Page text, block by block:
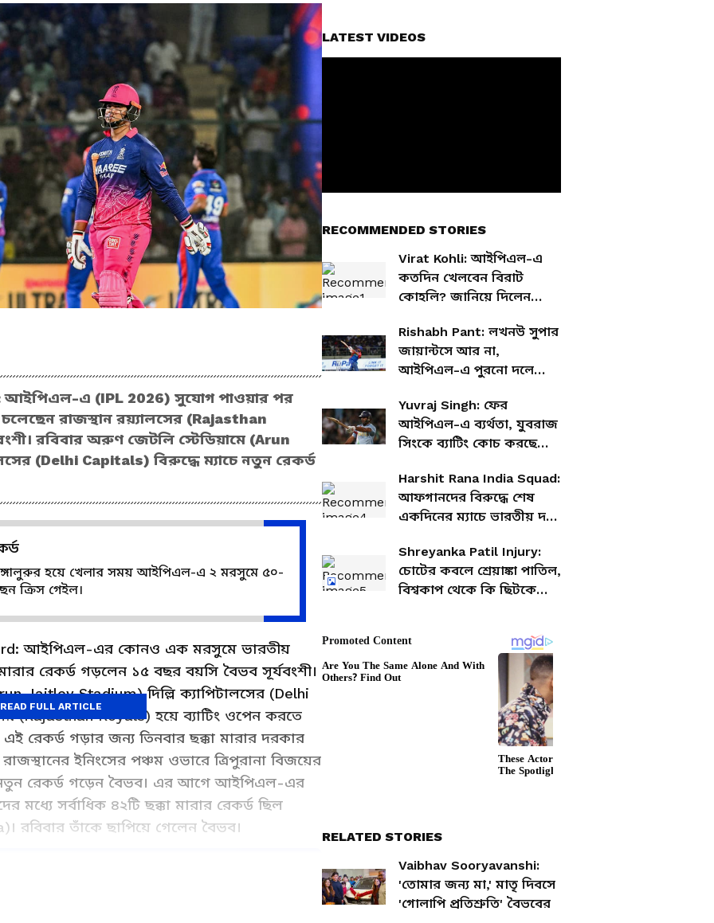
আইপিএল-এ (IPL 2026) সুযোগ পাওয়ার পর
রাজস্থান রয়্যালসের (Rajasthan
রবিবার অরুণ জেটলি স্টেডিয়ামে (Arun
(Delhi Capitals) বিরুদ্ধে ম্যাচে নতুন রেকর্ড
বেঙ্গালুরুর হয়ে খেলার সময় আইপিএল-এ ২ মরসুমে ৫০-
ক্রিস গেইল।
আইপিএল-এর কোনও এক মরসুমে ভারতীয়
মারার রেকর্ড গড়লেন ১৫ বছর বয়সি বৈভব সূর্যবংশী।
Jaitley Stadium) দিল্লি ক্যাপিটালসের (Delhi
(Rajasthan Royals) হয়ে ব্যাটিং ওপেন করতে
রেকর্ড গড়ার জন্য তিনবার ছক্কা মারার দরকার
ইনিংসের পঞ্চম ওভারে ত্রিপুরানা বিজয়ের
নতুন রেকর্ড গড়েন বৈভব। এর আগে আইপিএল-এর
সর্বাধিক ৪২টি ছক্কা মারার রেকর্ড ছিল
রবিবার তাঁকে ছাপিয়ে গেলেন বৈভব।
READ FULL ARTICLE
LATEST VIDEOS
RECOMMENDED STORIES
Virat Kohli: আইপিএল-এ
কতদিন খেলবেন বিরাট
কোহলি? জানিয়ে দিলেন
Rishabh Pant: লখনউ সুপার
জায়ান্টসে আর না,
আইপিএল-এ পুরনো দলে
Yuvraj Singh: ফের
আইপিএল-এ ব্যর্থতা, যুবরাজ
সিংকে ব্যাটিং কোচ করছে
Harshit Rana India Squad:
আফগানদের বিরুদ্ধে শেষ
একদিনের ম্যাচে ভারতীয় দলে
অন্তর্ভুক্তি?
Shreyanka Patil Injury:
চোটের কবলে শ্রেয়াঙ্কা পাতিল,
বিশ্বকাপ থেকে কি ছিটকে
RELATED STORIES
Vaibhav Sooryavanshi:
'তোমার জন্য মা,' মাতৃ দিবসে
'গোলাপি প্রতিশ্রুতি' বৈভবের